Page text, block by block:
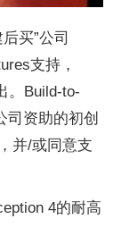
买”公司
支持，
。Build-to-
司资助的初创
并/或同意支
4的耐高